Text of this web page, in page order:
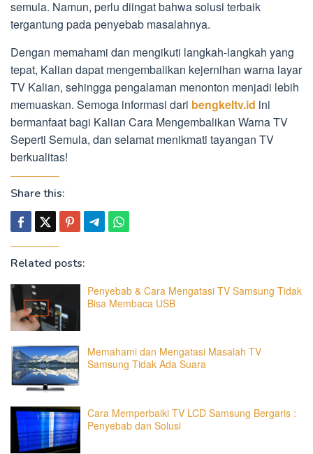
semula. Namun, perlu diingat bahwa solusi terbaik
tergantung pada penyebab masalahnya.
Dengan memahami dan mengikuti langkah-langkah yang
tepat, Kalian dapat mengembalikan kejernihan warna layar
TV Kalian, sehingga pengalaman menonton menjadi lebih
memuaskan. Semoga informasi dari bengkeltv.id ini
bermanfaat bagi Kalian Cara Mengembalikan Warna TV
Seperti Semula, dan selamat menikmati tayangan TV
berkualitas!
Share this:
Related posts:
Penyebab & Cara Mengatasi TV Samsung Tidak
Bisa Membaca USB
Memahami dan Mengatasi Masalah TV
Samsung Tidak Ada Suara
Cara Memperbaiki TV LCD Samsung Bergaris :
Penyebab dan Solusi